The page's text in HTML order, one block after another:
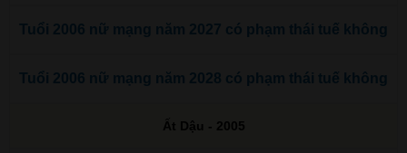
Tuổi 2006 nữ mạng năm 2027 có phạm thái tuế không
Tuổi 2006 nữ mạng năm 2028 có phạm thái tuế không
Ất Dậu - 2005